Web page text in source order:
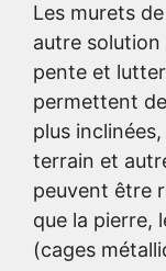
Les murets
autre solution
pente et
permettent
plus
terrain et
peuvent être
que la pierre,
(cages